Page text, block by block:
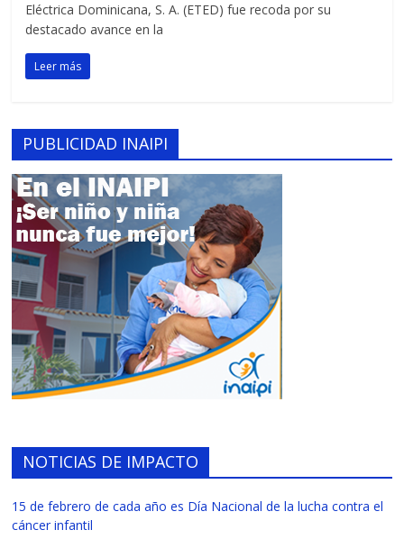
Eléctrica Dominicana, S. A. (ETED) fue recoda por su
destacado avance en la
Leer más
PUBLICIDAD INAIPI
NOTICIAS DE IMPACTO
15 de febrero de cada año es Día Nacional de la lucha contra el
cáncer infantil